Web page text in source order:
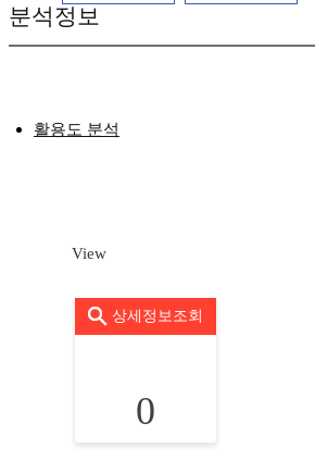
분석정보
활용도 분석
View
상세정보조회
0